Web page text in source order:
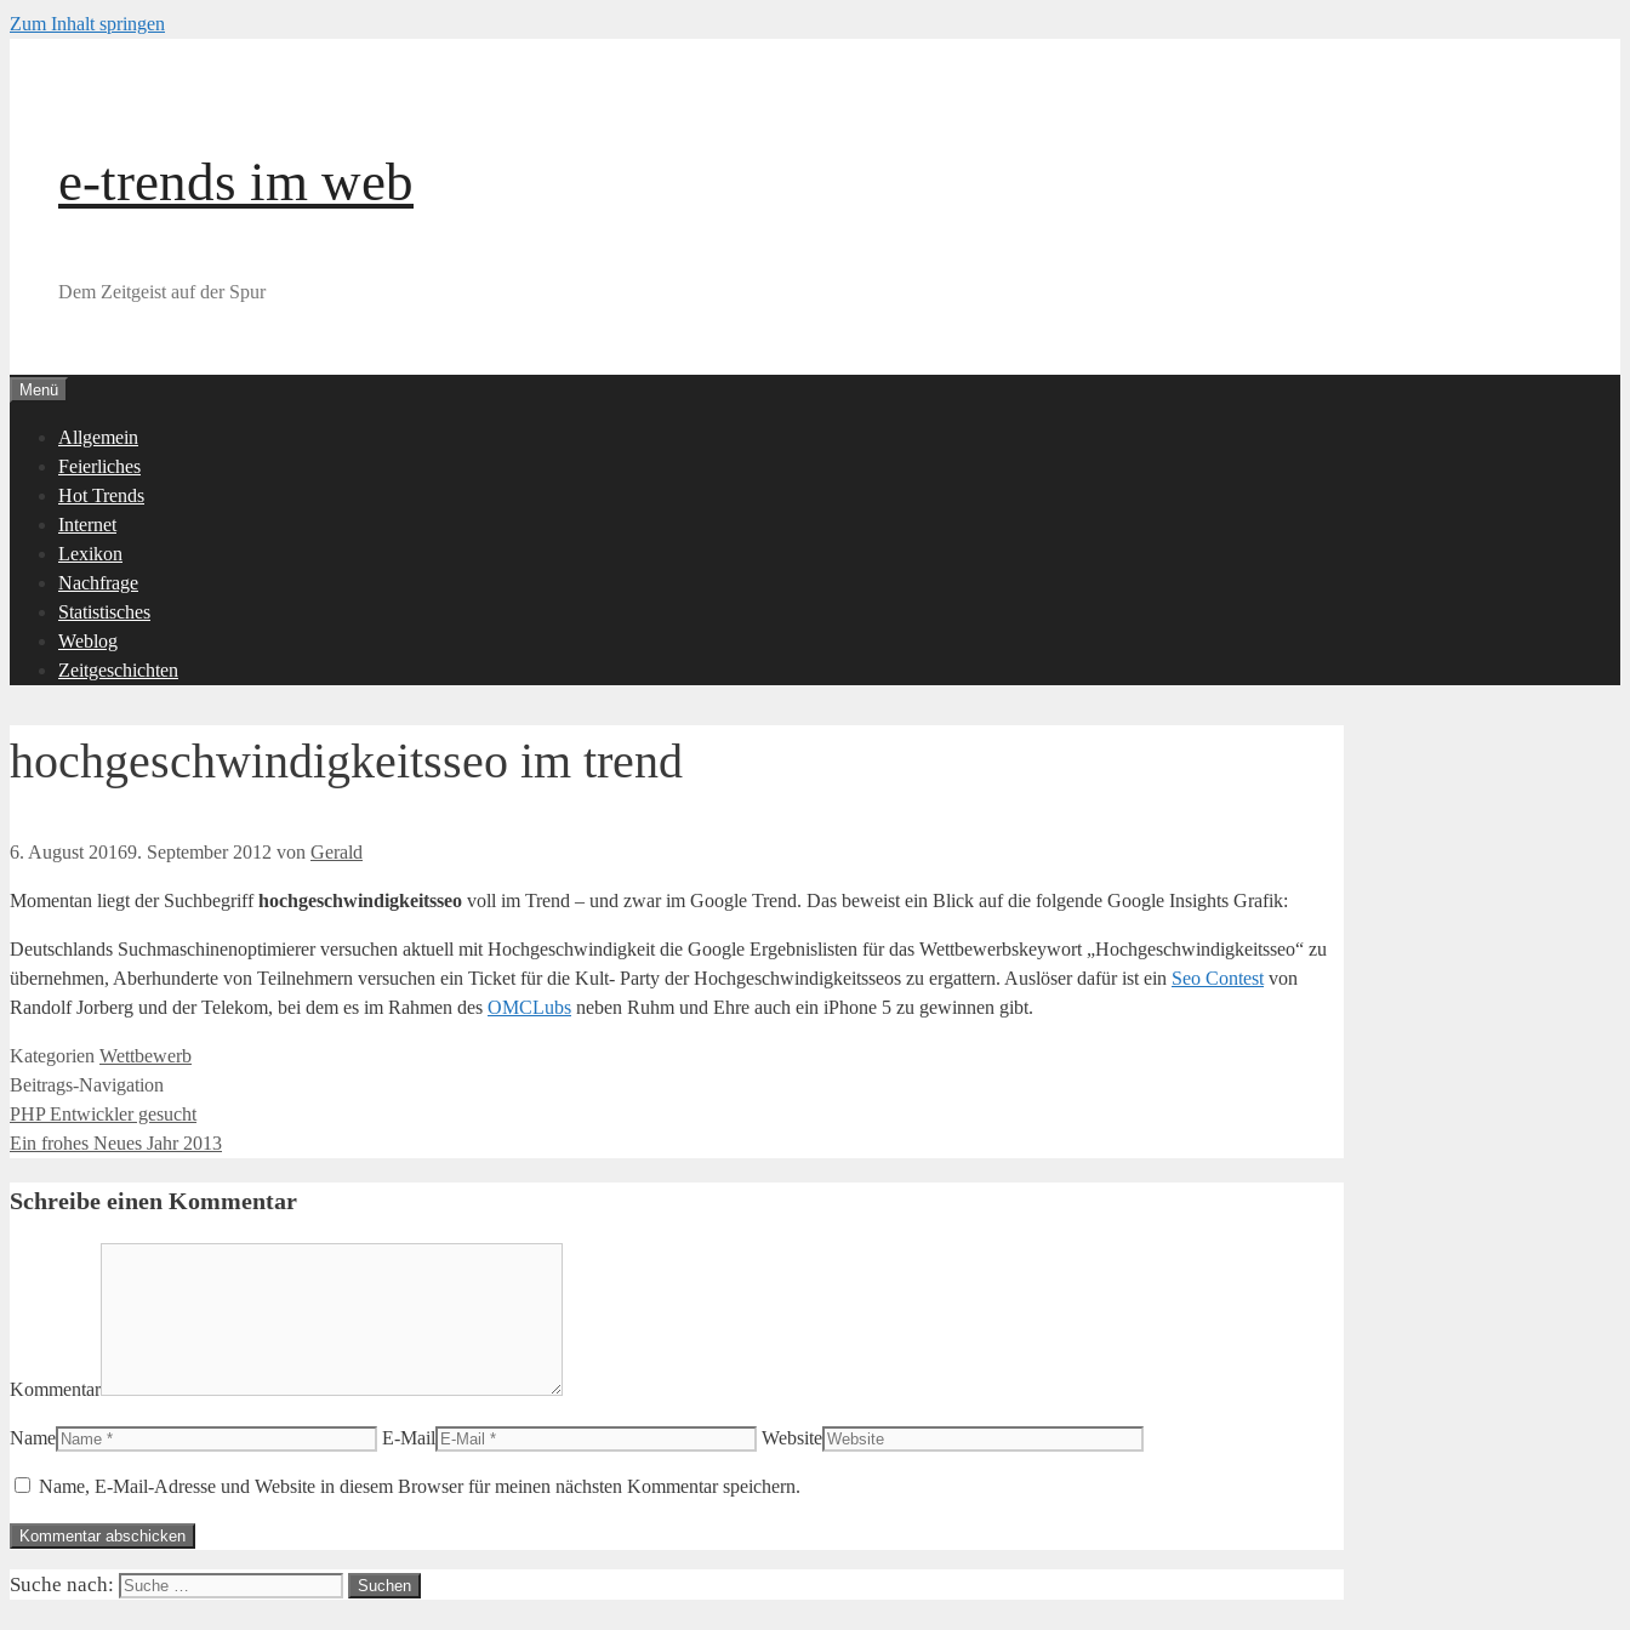
Zum Inhalt springen
e-trends im web
Dem Zeitgeist auf der Spur
Menü
Allgemein
Feierliches
Hot Trends
Internet
Lexikon
Nachfrage
Statistisches
Weblog
Zeitgeschichten
hochgeschwindigkeitsseo im trend
6. August 20169. September 2012 von Gerald
Momentan liegt der Suchbegriffhochgeschwindigkeitsseo voll im Trend – und zwar im Google Trend. Das beweist ein Blick auf die folgende Google Insights Grafik:
Deutschlands Suchmaschinenoptimierer versuchen aktuell mit Hochgeschwindigkeit die Google Ergebnislisten für das Wettbewerbskeywort „Hochgeschwindigkeitsseo“ zu
übernehmen, Aberhunderte von Teilnehmern versuchen ein Ticket für die Kult- Party der Hochgeschwindigkeitsseos zu ergattern. Auslöser dafür ist ein Seo Contest von
Randolf Jorberg und der Telekom, bei dem es im Rahmen des OMCLubs neben Ruhm und Ehre auch ein iPhone 5 zu gewinnen gibt.
Kategorien Wettbewerb
Beitrags-Navigation
PHP Entwickler gesucht
Ein frohes Neues Jahr 2013
Schreibe einen Kommentar
Kommentar
Name E-Mail Website
Name, E-Mail-Adresse und Website in diesem Browser für meinen nächsten Kommentar speichern.
Suche nach: